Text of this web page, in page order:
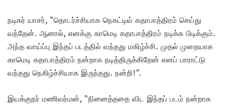
நடிகர் யாசர், “தொடர்ச்சியாக நெகட்டிவ் கதாபாத்திரம் செய்து
வந்தேன். ஆனால், எனக்கு காமெடி கதாபாத்திரம் நடிக்க பிடிக்கும்.
அந்த வாய்ப்பு இந்தப் படத்தில் வந்தது மகிழ்ச்சி. முதல் முறையாக
காமெடி கதாபாத்திரம் நன்றாக நடித்திருக்கிறேன் எனப் பாராட்டு
வந்தது நெகிழ்ச்சியாக இருந்தது. நன்றி!”.
இயக்குநர் மணிவர்மன், “நினைத்ததை விட இந்தப் படம் நன்றாக